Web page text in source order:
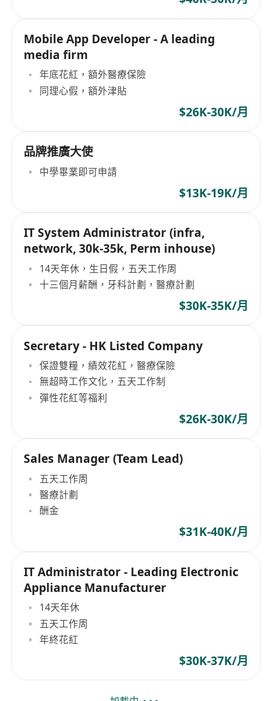
Mobile App Developer - A leading
media firm
年底花紅，額外醫療保險
同理心假，額外津貼
$26K-30K/月
品牌推廣大使
中學畢業即可申請
$13K-19K/月
IT System Administrator (infra,
network, 30k-35k, Perm inhouse)
14天年休，生日假，五天工作周
十三個月薪酬，牙科計劃，醫療計劃
$30K-35K/月
Secretary - HK Listed Company
保證雙糧，績效花紅，醫療保險
無超時工作文化，五天工作制
彈性花紅等福利
$26K-30K/月
Sales Manager (Team Lead)
五天工作周
醫療計劃
酬金
$31K-40K/月
IT Administrator - Leading Electronic
Appliance Manufacturer
14天年休
五天工作周
年終花紅
$30K-37K/月